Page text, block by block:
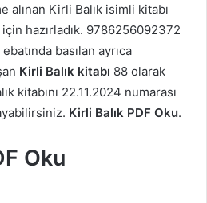
alınan Kirli Balık isimli kitabı
hazırladık. 9786256092372
basılan ayrıca
Kirli Balık kitabı 88 olarak
kitabını 22.11.2024 numarası
Kirli Balık PDF Oku.
Oku